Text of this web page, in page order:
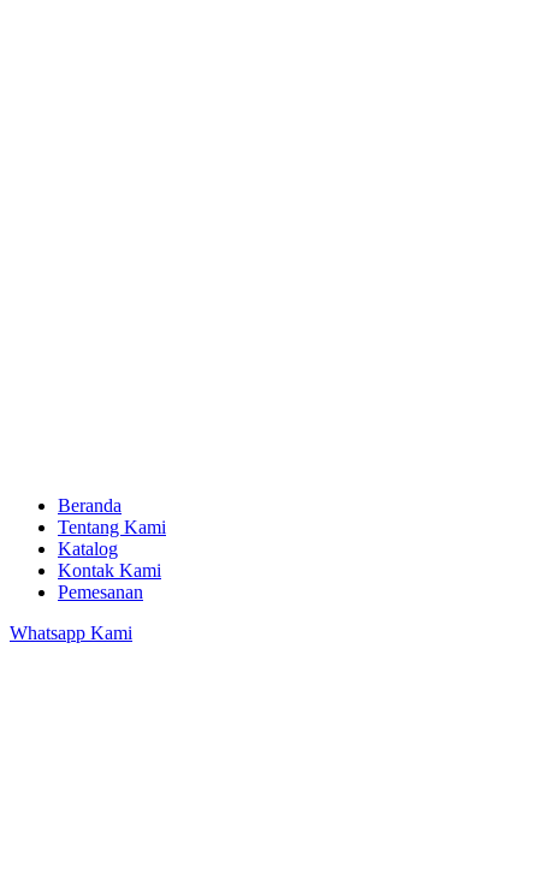
Beranda
Tentang Kami
Katalog
Kontak Kami
Pemesanan
Whatsapp Kami